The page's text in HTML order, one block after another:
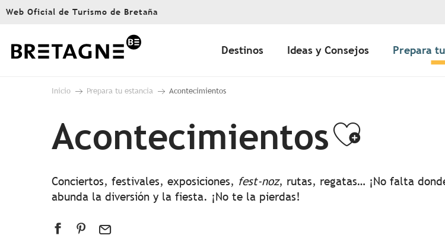
Aller
principal
Web Oficial de Turismo de Bretaña
Destinos Ideas y Consejos Prepara
Inicio Prepara tu estancia Acontecimientos
Acontecimientos
Conciertos, festivales, exposiciones, fest-noz, rutas, regatas… ¡No falta
abunda la diversión y la fiesta. ¡No te la pierdas!